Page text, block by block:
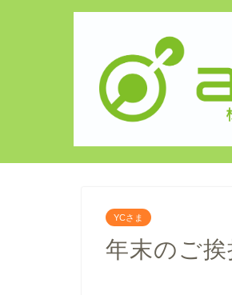
YCさま
年末のご挨